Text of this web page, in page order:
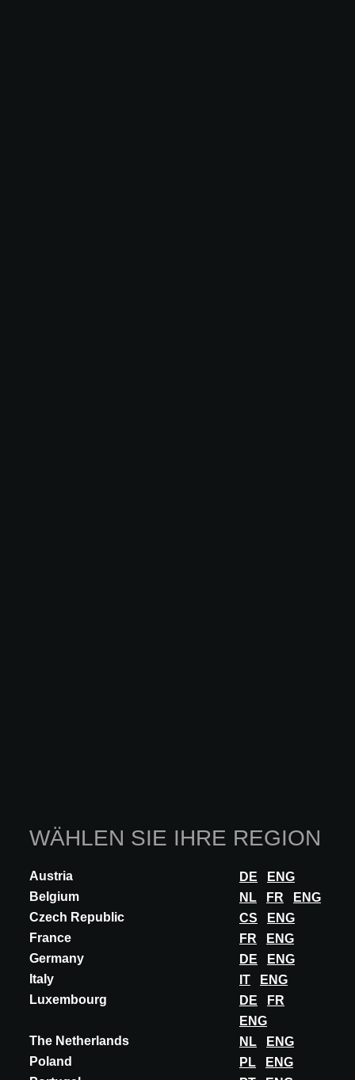
WÄHLEN SIE IHRE REGION
Austria DE
ENG
Belgium
NL FR
ENG
Czech Republic
CS
ENG
France
FR
ENG
Germany
DE
ENG
Italy
IT
ENG
Luxembourg
DE
FR
ENG
The Netherlands
NL
ENG
Poland
PL
ENG
INNOVATION
ACOSORB
AKUSTIKPUTZ & SPRITZDECKEN
Wir geben Papier eine zweite Chance. Die Anwendung von
Akustikputz ist eine kostengünstige und effiziente Möglichkeit, die
akustische Qualität eines Raumes...